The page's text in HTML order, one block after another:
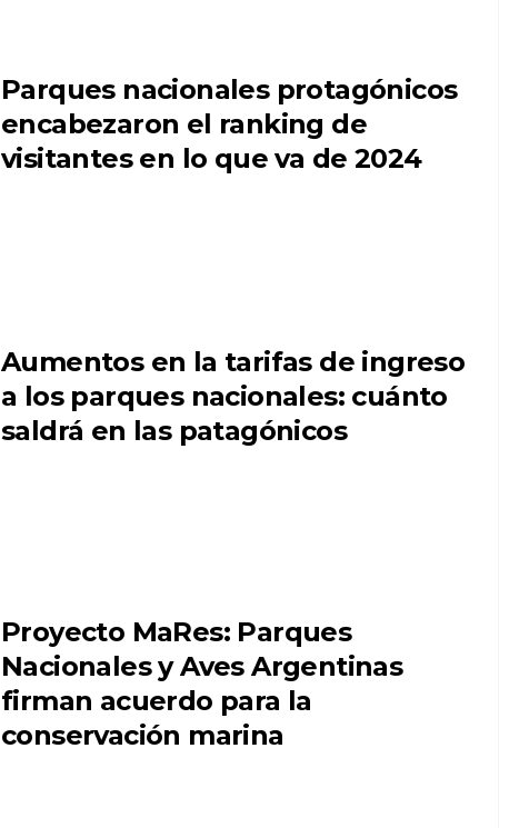
Parques nacionales protagónicos
encabezaron el ranking de
visitantes en lo que va de 2024
Aumentos en la tarifas de ingreso
a los parques nacionales: cuánto
saldrá en las patagónicos
Proyecto MaRes: Parques
Nacionales y Aves Argentinas
firman acuerdo para la
conservación marina